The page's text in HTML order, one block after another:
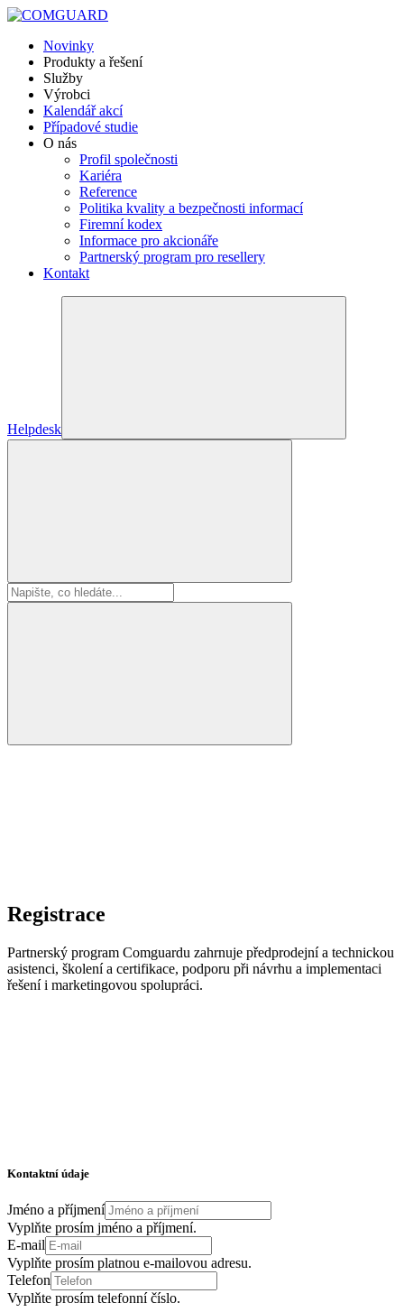
Novinky
Produkty a řešení
Služby
Výrobci
Kalendář akcí
Případové studie
O nás
Profil společnosti
Kariéra
Reference
Politika kvality a bezpečnosti informací
Firemní kodex
Informace pro akcionáře
Partnerský program pro resellery
Kontakt
Helpdesk
Registrace
Partnerský program Comguardu zahrnuje předprodejní a technickou
asistenci, školení a certifikace, podporu při návrhu a implementaci
řešení i marketingovou spolupráci.
Kontaktní údaje
Jméno a příjmení
Vyplňte prosím jméno a příjmení.
E-mail
Vyplňte prosím platnou e-mailovou adresu.
Telefon
Vyplňte prosím telefonní číslo.